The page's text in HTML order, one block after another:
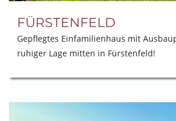
FÜRSTENFELD
Gepflegtes Einfamilienhaus mit
ruhiger Lage mitten in Fürstenfeld!